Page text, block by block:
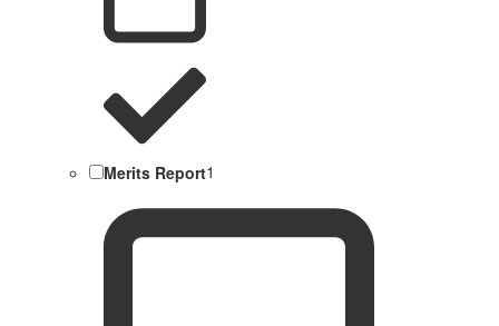
Merits Report1